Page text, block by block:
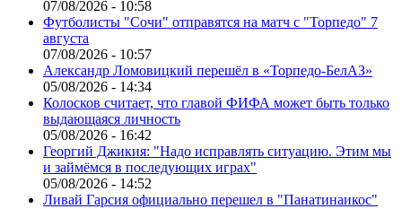
07/08/2026 - 10:58
Футболисты "Сочи" отправятся на матч с "Торпедо" 7
августа
07/08/2026 - 10:57
Александр Ломовицкий перешёл в «Торпедо-БелАЗ»
05/08/2026 - 14:34
Колосков считает, что главой ФИФА может быть только
выдающаяся личность
05/08/2026 - 16:42
Георгий Джикия: "Надо исправлять ситуацию. Этим мы
и займёмся в последующих играх"
05/08/2026 - 14:52
Ливай Гарсия официально перешел в "Панатинаикос"